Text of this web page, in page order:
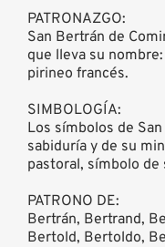
PATRONAZGO:
San Bertrán de
que lleva su
pirineo francés.
SIMBOLOGÍA:
Los símbolos de
sabiduría y de su
pastoral, símbolo
PATRONO DE:
Bertrán, Bertrand,
Bertold, Bertoldo,